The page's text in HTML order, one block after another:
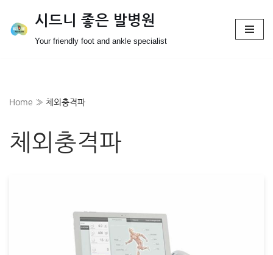
Skip
시드니 좋은 발병원
Your friendly foot and ankle specialist
Home » 체외충격파
체외충격파